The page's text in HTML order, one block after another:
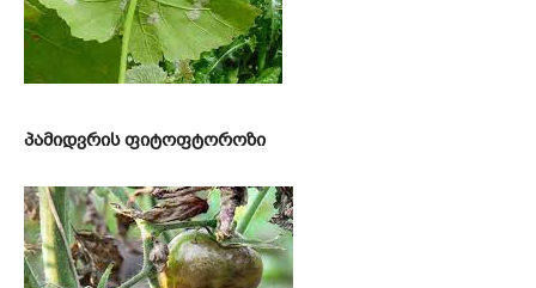
პამიდვრის ფიტოფტოროზი